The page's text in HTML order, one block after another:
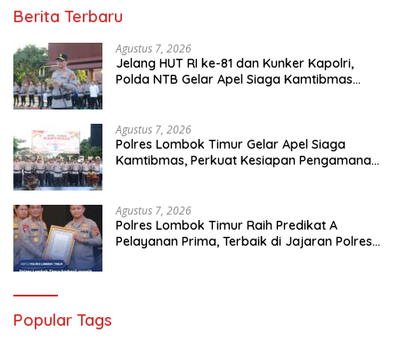
Berita Terbaru
Agustus 7, 2026
Jelang HUT RI ke-81 dan Kunker Kapolri,
Polda NTB Gelar Apel Siaga Kamtibmas
Agustus 7, 2026
Polres Lombok Timur Gelar Apel Siaga
Kamtibmas, Perkuat Kesiapan Pengamanan
Agustus 7, 2026
Polres Lombok Timur Raih Predikat A
Pelayanan Prima, Terbaik di Jajaran Polres
Popular Tags